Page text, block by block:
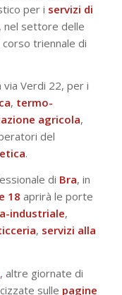
per i servizi di
, nel settore delle
triennale di
via Verdi 22, per i
, termo-
agricola,
del
.
di Bra, in
18 aprirà le porte
industriale,
, servizi alla
, altre giornate di
sulle pagine